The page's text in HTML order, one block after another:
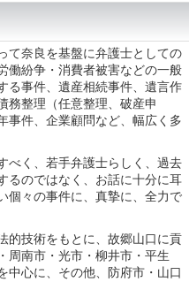
て奈良を基盤に弁護士としての
働紛争・消費者被害などの一般
る事件、遺産相続事件、遺言作
務整理（任意整理、破産申
事件、企業顧問など、幅広く多
べく、若手弁護士らしく、過去
るのではなく、お話に十分に耳
個々の事件に、真摯に、全力で
的技術をもとに、故郷山口に貢
周南市・光市・柳井市・平生
中心に、その他、防府市・山口